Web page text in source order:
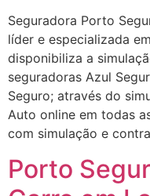
Seguradora Porto
líder e especializada
disponibiliza a
seguradoras Azul
Seguro; através do
Auto online em todas
com simulação e
Porto